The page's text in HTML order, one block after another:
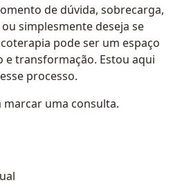
de dúvida, sobrecarga,
simplesmente deseja se
pode ser um espaço
transformação. Estou aqui
processo.
uma consulta.